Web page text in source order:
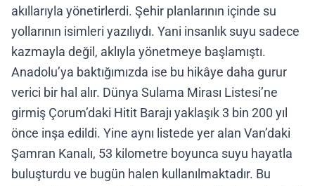
akıllarıyla yönetirlerdi. Şehir planlarının içinde su
yollarının isimleri yazılıydı. Yani insanlık suyu sadece
kazmayla değil, aklıyla yönetmeye başlamıştı.
Anadolu’ya baktığımızda ise bu hikâye daha gurur
verici bir hal alır. Dünya Sulama Mirası Listesi’ne
girmiş Çorum’daki Hitit Barajı yaklaşık 3 bin 200 yıl
önce inşa edildi. Yine aynı listede yer alan Van’daki
Şamran Kanalı, 53 kilometre boyunca suyu hayatla
buluşturdu ve bugün halen kullanılmaktadır. Bu